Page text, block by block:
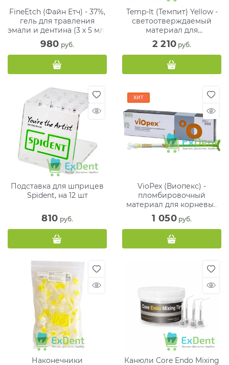
FineEtch (Файн Етч) - 37%,
гель для травления
эмали и дентина (3 х 5 мл)
980 руб.
Temp-It (Темпит) Yellow -
светоотверждаемый
материал для
временного
пломбирования (3 х 3 г)
2 210 руб.
Подставка для шприцев
Spident, на 12 шт
810 руб.
ХИТ
VioPex (Виопекс) -
пломбировочный
материал для корневых
каналов (2.2г.)
1 050 руб.
Наконечники
Канюли Core Endo Mixing